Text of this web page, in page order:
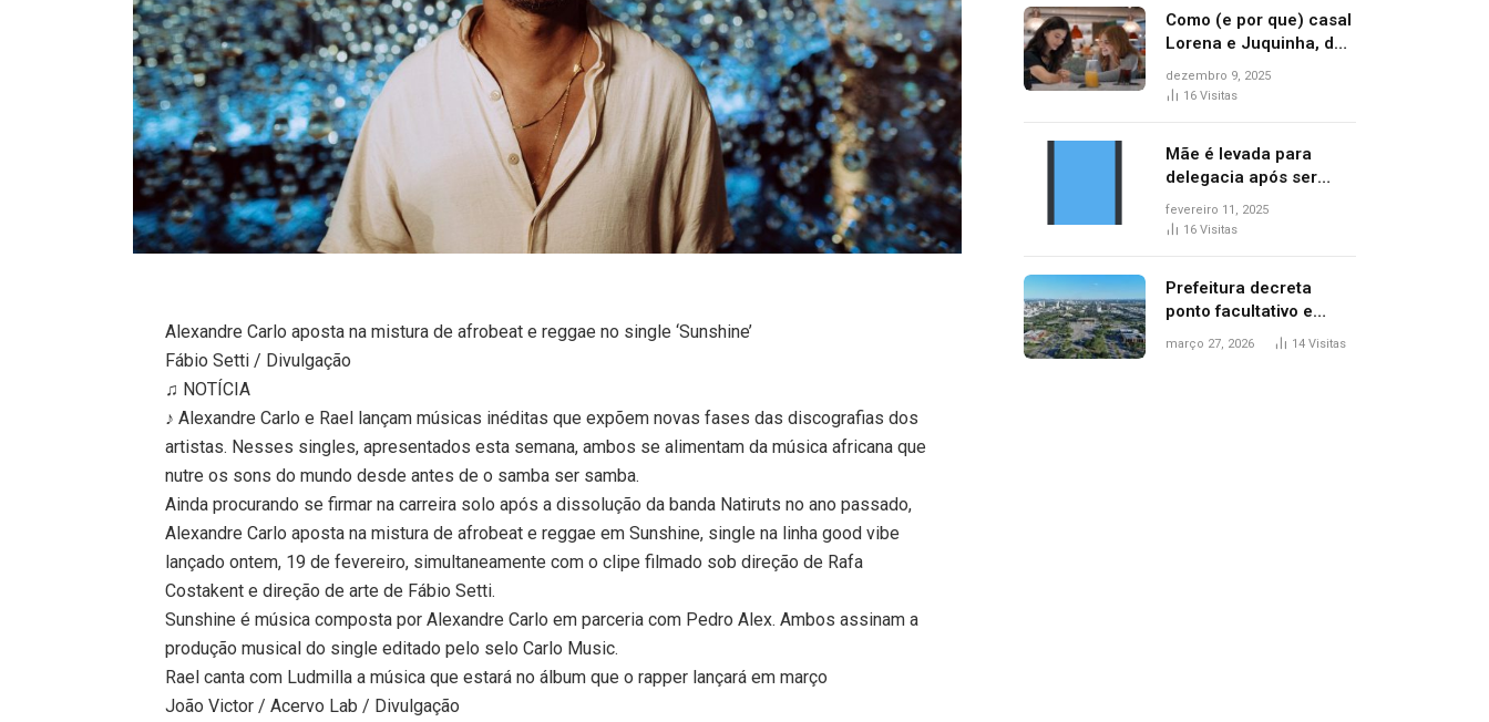
Alexandre Carlo aposta na mistura de afrobeat e reggae no single ‘Sunshine’
Fábio Setti / Divulgação
♫ NOTÍCIA
♪ Alexandre Carlo e Rael lançam músicas inéditas que expõem novas fases das discografias dos
artistas. Nesses singles, apresentados esta semana, ambos se alimentam da música africana que
nutre os sons do mundo desde antes de o samba ser samba.
Ainda procurando se firmar na carreira solo após a dissolução da banda Natiruts no ano passado,
Alexandre Carlo aposta na mistura de afrobeat e reggae em Sunshine, single na linha good vibe
lançado ontem, 19 de fevereiro, simultaneamente com o clipe filmado sob direção de Rafa
Costakent e direção de arte de Fábio Setti.
Sunshine é música composta por Alexandre Carlo em parceria com Pedro Alex. Ambos assinam a
produção musical do single editado pelo selo Carlo Music.
Rael canta com Ludmilla a música que estará no álbum que o rapper lançará em março
João Victor / Acervo Lab / Divulgação
Como (e por que) casal
Lorena e Juquinha, de
‘Três Graças’, ganhou
repercussão
dezembro 9, 2025
16 Visitas
Mãe é levada para
delegacia após ser
denunciada por maus-
tratos contra dois
fevereiro 11, 2025
16 Visitas
Prefeitura decreta
ponto facultativo e
servidores públicos
março 27, 2026 14 Visitas